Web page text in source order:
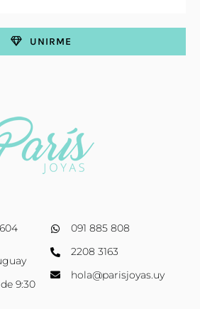
9:30
091 885 808
2208 3163
hola@parisjoyas.uy
UNIRME